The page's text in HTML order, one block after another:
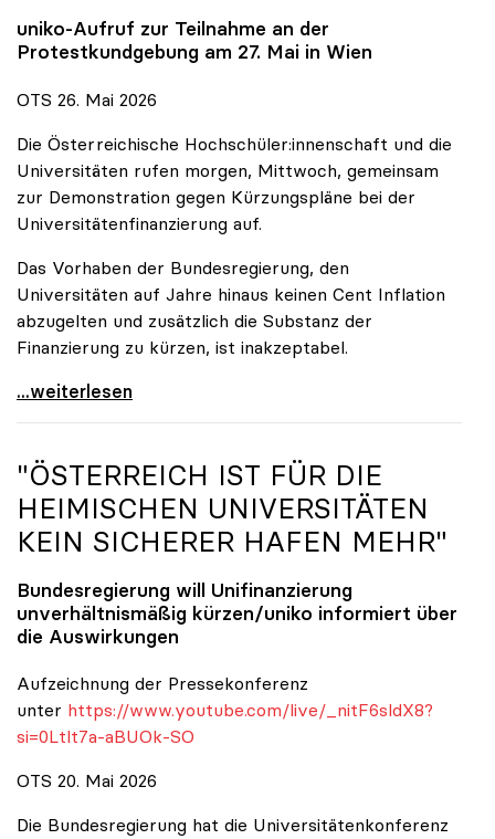
uniko-Aufruf zur Teilnahme an der
Protestkundgebung am 27. Mai in Wien
OTS 26. Mai 2026
Die Österreichische Hochschüler:innenschaft und die
Universitäten rufen morgen, Mittwoch, gemeinsam
zur Demonstration gegen Kürzungspläne bei der
Universitätenfinanzierung auf.
Das Vorhaben der Bundesregierung, den
Universitäten auf Jahre hinaus keinen Cent Inflation
abzugelten und zusätzlich die Substanz der
Finanzierung zu kürzen, ist inakzeptabel.
#UnisRetten Warum es sich zu demonstrieren lohnt
...weiterlesen
"ÖSTERREICH IST FÜR DIE
HEIMISCHEN UNIVERSITÄTEN
KEIN SICHERER HAFEN MEHR"
Bundesregierung will Unifinanzierung
unverhältnismäßig kürzen/uniko informiert über
die Auswirkungen
Aufzeichnung der Pressekonferenz
unter https://www.youtube.com/live/_nitF6sldX8?
si=0Ltlt7a-aBUOk-SO
OTS 20. Mai 2026
Die Bundesregierung hat die Universitätenkonferenz